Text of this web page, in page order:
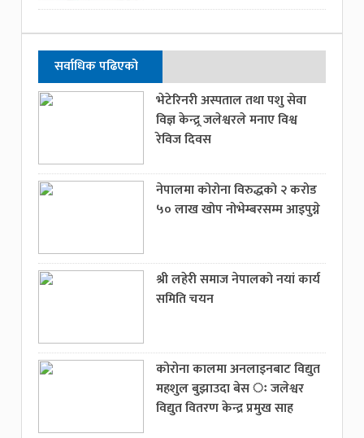
सर्वाधिक पढिएको
भेटेरिनरी अस्पताल तथा पशु सेवा
विज्ञ केन्द्र्र जलेश्वरले मनाए विश्व
रेविज दिवस
नेपालमा कोरोना विरुद्धको २ करोड
५० लाख खोप नोभेम्बरसम्म आइपुग्ने
श्री लहेरी समाज नेपालको नयां कार्य
समिति चयन
कोरोना कालमा अनलाइनबाट विद्युत
महशुल बुझाउदा बेस ः जलेश्वर
विद्युत वितरण केन्द्र प्रमुख साह